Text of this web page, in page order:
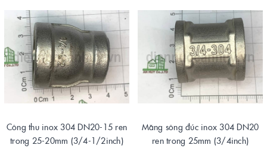
Công thu inox 304 DN20-15 ren
trong 25-20mm (3/4-1/2inch)
Măng sông đúc inox 304 DN20
ren trong 25mm (3/4inch)